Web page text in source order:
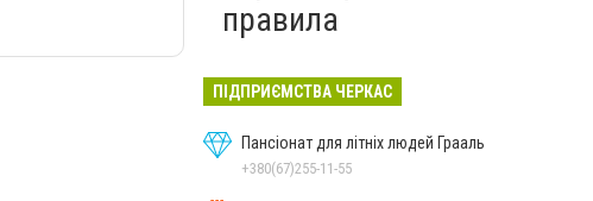
правила
ПІДПРИЄМСТВА ЧЕРКАС
Пансіонат для літніх людей Грааль
+380(67)255-11-55